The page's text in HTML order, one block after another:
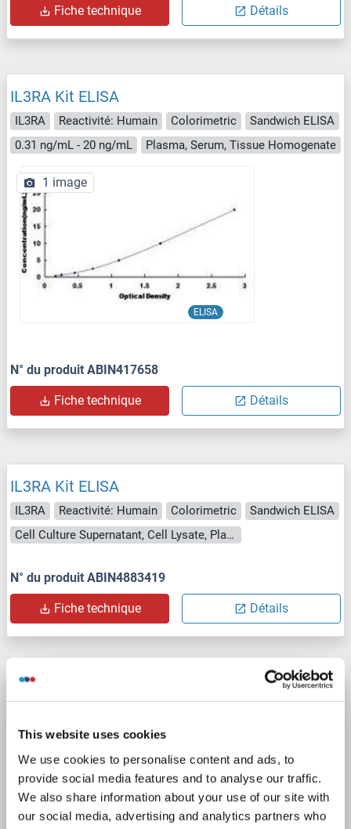
This website uses cookies
We use cookies to personalise content and ads, to
provide social media features and to analyse our traffic.
We also share information about your use of our site with
our social media, advertising and analytics partners who
Fiche technique Détails
IL3RA Kit ELISA
IL3RA Reactivité: Humain Colorimetric
Sandwich ELISA
0.31 ng/mL - 20 ng/mL
Plasma, Serum, Tissue Homogenate
ELISA
1 image
N° du produit ABIN417658
Fiche technique Détails
IL3RA Kit ELISA
IL3RA Reactivité: Humain Colorimetric
Sandwich ELISA
Cell Culture Supernatant, Cell Lysate, Plasma, Serum, Tissue Lysate
N° du produit ABIN4883419
Fiche technique Détails
N° du produit ABIN6730726
Fiche technique Détails